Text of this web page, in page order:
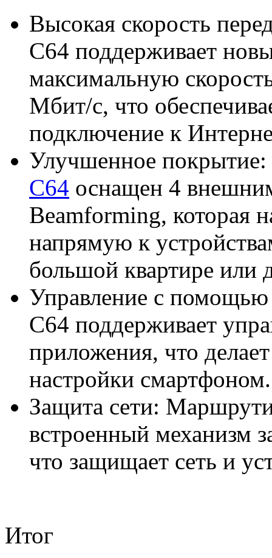
Высокая скорость
C64 поддерживает
максимальную
Мбит/с, что
подключение к
Улучшенное
C64 оснащен 4
Beamforming, которая
напрямую к
большой квартире или
Управление с
C64 поддерживает
приложения, что
настройки смартфоном.
Защита сети:
встроенный механизм
что защищает сеть и
Итог